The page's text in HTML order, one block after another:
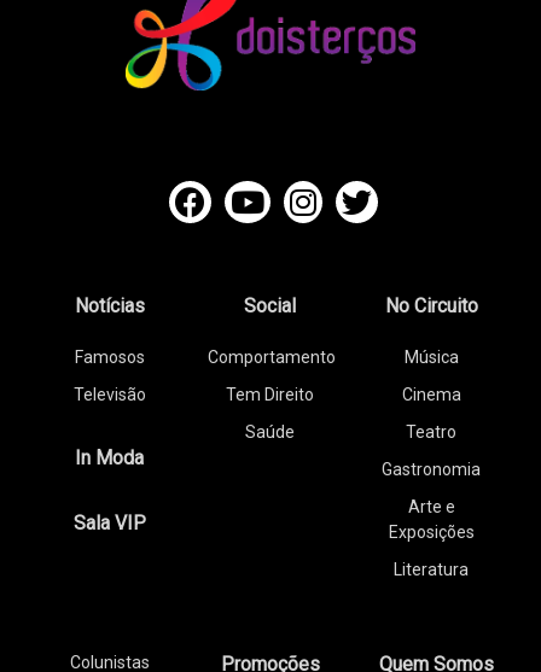
Notícias
Famosos
Televisão
In Moda
Sala VIP
Social
Comportamento
Tem Direito
Saúde
No Circuito
Música
Cinema
Teatro
Gastronomia
Arte e
Exposições
Literatura
Colunistas Promoções Quem Somos